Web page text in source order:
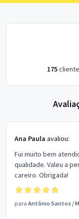
175
Ana Paula avaliou:
Fui muito bem
qualidade. Valeu a
careiro. Obrigada!
para Antônio Santos /